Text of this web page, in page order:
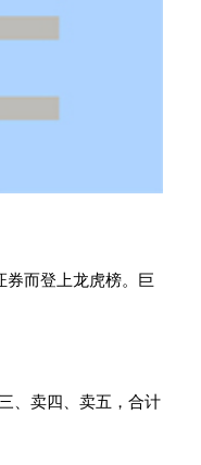
券而登上龙虎榜。巨
、卖四、卖五，合计